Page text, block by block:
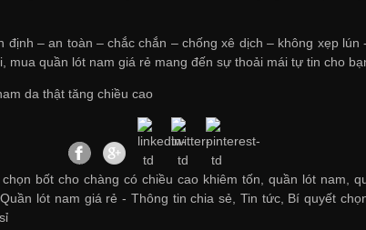
– an toàn – chắc chắn – chống xê dịch – không xẹp
mua quần lót nam giá rẻ mang đến sự thoải mái tự tin cho
da thật tăng chiều cao
bốt cho chàng có chiều cao khiêm tốn, quần lót nam,
,Quần lót nam giá rẻ - Thông tin chia sẻ Tin tức, Bí quyết